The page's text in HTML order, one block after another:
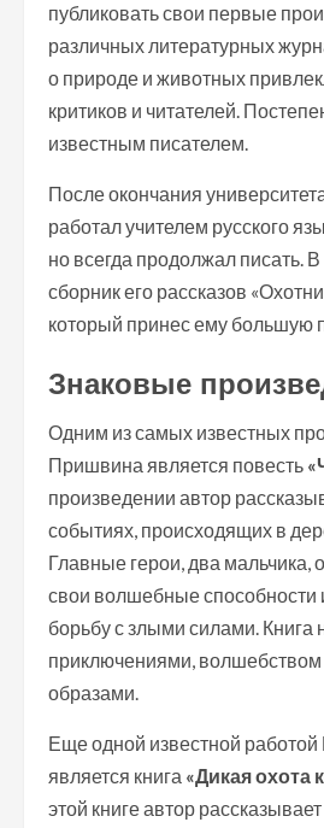
публиковать свои первые
различных литературных
о природе и животных
критиков и читателей.
известным писателем.
После окончания
работал учителем русского
но всегда продолжал писать.
сборник его рассказов
который принес ему большую
Знаковые
Одним из самых известных
Пришвина является повесть
произведении автор
событиях, происходящих в
Главные герои, два мальчика,
свои волшебные способности
борьбу с злыми силами. Книга
приключениями,
образами.
Еще одной известной
является книга «Дикая охота
этой книге автор